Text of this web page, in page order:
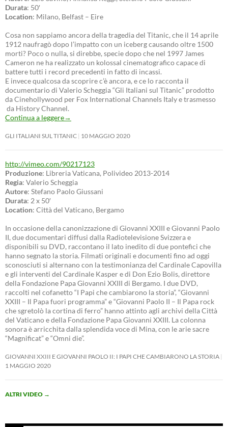
Durata: 50′
Location: Milano, Belfast – Eire
Cosa non sappiamo ancora della tragedia del Titanic, che il 14 aprile
1912 naufragò dopo l’impatto con un iceberg causando oltre 1500
morti? Poco o nulla, si direbbe, specie dopo che nel 1997 James
Cameron ne ha realizzato un kolossal cinematografico capace di
battere tutti i record precedenti in fatto di incassi.
E invece qualcosa da scoprire c’è ancora, e ce lo racconta il
documentario di Valerio Scheggia “Gli Italiani sul Titanic” prodotto
da Cinehollywood per Fox International Channels Italy e trasmesso
da History Channel.
Continua a leggere→
GLI ITALIANI SUL TITANIC 10 MAGGIO 2020
http://vimeo.com/90217123
Produzione: Libreria Vaticana, Polivideo 2013-2014
Regia: Valerio Scheggia
Autore: Stefano Paolo Giussani
Durata: 2 x 50′
Location: Città del Vaticano, Bergamo
In occasione della canonizzazione di Giovanni XXIII e Giovanni Paolo
II, due documentari diffusi dalla Radiotelevisione Svizzera e
disponibili su DVD, raccontano il lato inedito di due pontefici che
hanno segnato la storia. Filmati originali e documenti fino ad oggi
sconosciuti si alternano con la testimonianza del Cardinale Capovilla
e gli interventi del Cardinale Kasper e di Don Ezio Bolis, direttore
della Fondazione Papa Giovanni XXIII di Bergamo. I due DVD,
raccolti nel cofanetto “I Papi che cambiarono la storia”, “Giovanni
XXIII – Il Papa fuori programma” e “Giovanni Paolo II – Il Papa rock
che sgretolò la cortina di ferro” hanno attinto agli archivi della Città
del Vaticano e della Fondazione Papa Giovanni XXIII. La colonna
sonora è arricchita dalla splendida voce di Mina, con le arie sacre
“Magnificat” e “Omni die”.
GIOVANNI XXIII E GIOVANNI PAOLO II: I PAPI CHE CAMBIARONO LA STORIA
1 MAGGIO 2020
ALTRI VIDEO →